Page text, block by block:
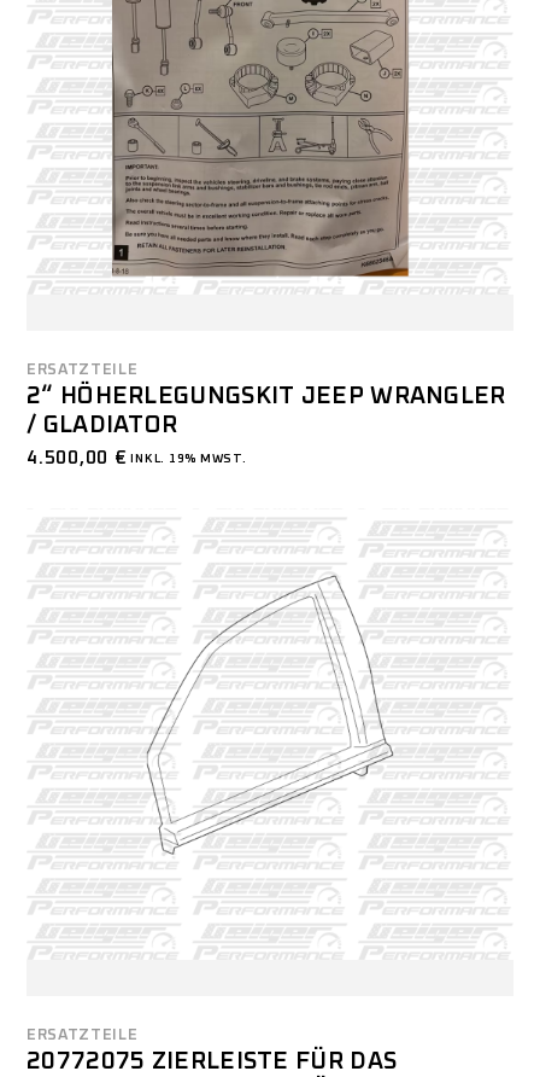
ERSATZTEILE
2“ HÖHERLEGUNGSKIT JEEP WRANGLER
/ GLADIATOR
4.500,00 € INKL. 19% MWST.
ERSATZTEILE
20772075 ZIERLEISTE FÜR DAS